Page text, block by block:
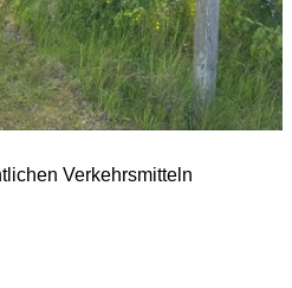
Verkehrsmitteln